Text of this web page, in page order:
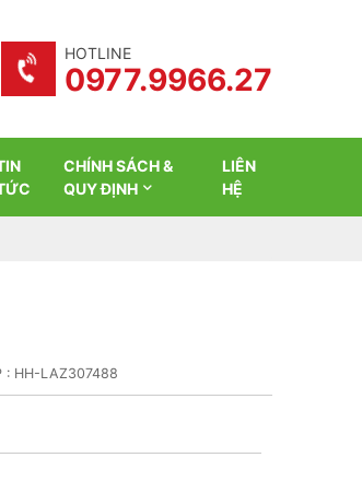
HOTLINE
0977.9966.27
CHÍNH SÁCH &
QUY ĐỊNH
LIÊN
HỆ
: HH-LAZ307488